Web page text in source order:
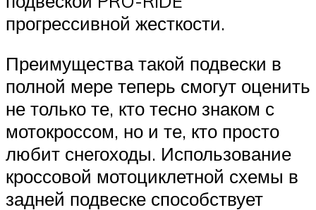
прогрессивной жесткости.
Преимущества такой подвески в
полной мере теперь смогут оценить
не только те, кто тесно знаком с
мотокроссом, но и те, кто просто
любит снегоходы. Использование
кроссовой мотоциклетной схемы в
задней подвеске способствует